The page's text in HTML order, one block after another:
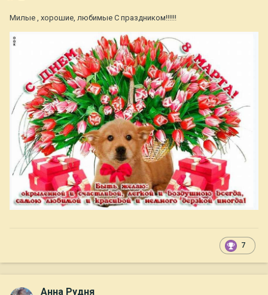
Милые , хорошие, любимые С праздником!!!!!!
7
Анна Рудня